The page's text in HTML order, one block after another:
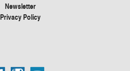
Newsletter
Privacy Policy